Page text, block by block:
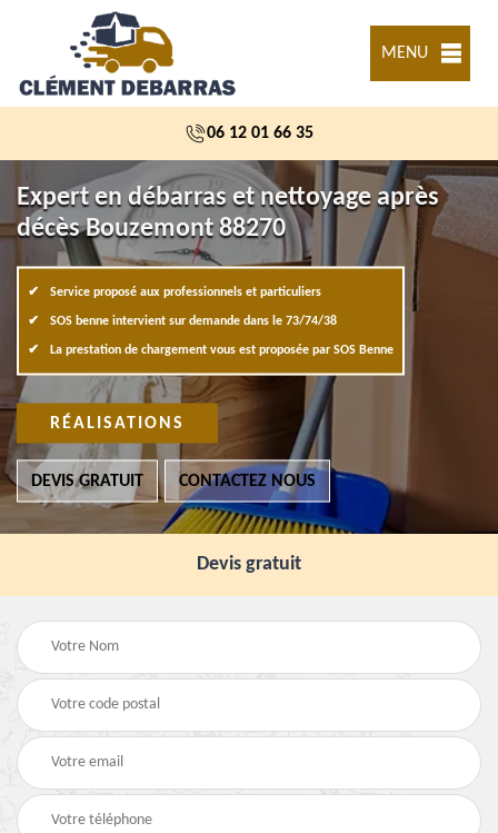
MENU
06 12 01 66 35
Expert en débarras et nettoyage après
décès Bouzemont 88270
Service proposé aux professionnels et particuliers
SOS benne intervient sur demande dans le 73/74/38
La prestation de chargement vous est proposée par SOS Benne
RÉALISATIONS
DEVIS GRATUIT CONTACTEZ NOUS
Devis gratuit